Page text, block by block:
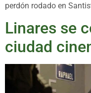
perdón rodado en
Linares se
ciudad